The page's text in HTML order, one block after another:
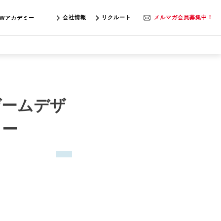
アカデミー 会社情報 リクルート メルマガ会員募集中！
ムデザ